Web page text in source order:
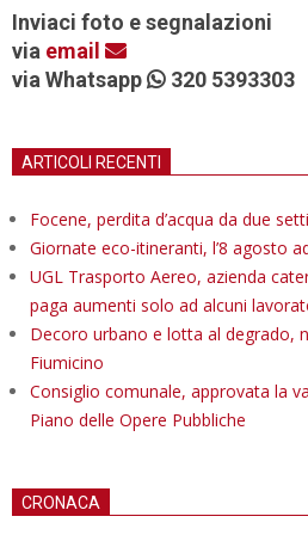
Inviaci foto e segnalazioni
via email
via Whatsapp
320 5393303
ARTICOLI RECENTI
Focene, perdita d’acqua da due
Giornate eco-itineranti, l’8 agosto
UGL Trasporto Aereo, azienda
paga aumenti solo ad alcuni
Decoro urbano e lotta al degrado,
Fiumicino
Consiglio comunale, approvata la
Piano delle Opere Pubbliche
CRONACA